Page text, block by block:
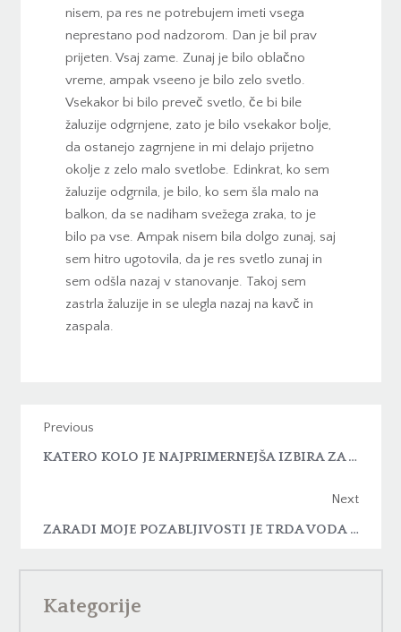
nisem, pa res ne potrebujem imeti vsega
neprestano pod nadzorom. Dan je bil prav
prijeten. Vsaj zame. Zunaj je bilo oblačno
vreme, ampak vseeno je bilo zelo svetlo.
Vsekakor bi bilo preveč svetlo, če bi bile
žaluzije odgrnjene, zato je bilo vsekakor bolje,
da ostanejo zagrnjene in mi delajo prijetno
okolje z zelo malo svetlobe. Edinkrat, ko sem
žaluzije odgrnila, je bilo, ko sem šla malo na
balkon, da se nadiham svežega zraka, to je
bilo pa vse. Ampak nisem bila dolgo zunaj, saj
sem hitro ugotovila, da je res svetlo zunaj in
sem odšla nazaj v stanovanje. Takoj sem
zastrla žaluzije in se ulegla nazaj na kavč in
zaspala.
Previous
KATERO KOLO JE NAJPRIMERNEJŠA IZBIRA ZA VAS?
Next
ZARADI MOJE POZABLJIVOSTI JE TRDA VODA ZOPET TUKAJ
Kategorije